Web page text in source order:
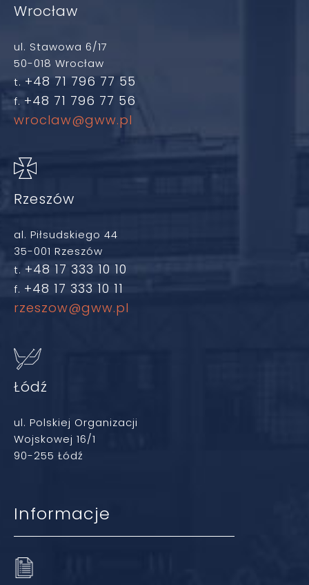
Wrocław
ul. Stawowa 6/17
50-018 Wrocław
t. +48 71 796 77 55
f. +48 71 796 77 56
wroclaw@gww.pl
Rzeszów
al. Piłsudskiego 44
35-001 Rzeszów
t. +48 17 333 10 10
f. +48 17 333 10 11
rzeszow@gww.pl
Łódź
ul. Polskiej Organizacji
Wojskowej 16/1
90-255 Łódź
Informacje